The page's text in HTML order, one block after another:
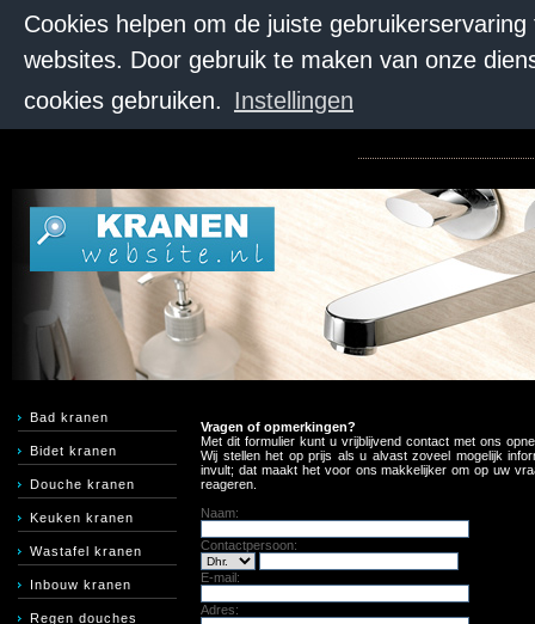
Cookies helpen om de juiste
websites. Door gebruik te maken van onze
cookies gebruiken. Instellingen
Bad kranen
Bidet kranen
Douche kranen
Keuken kranen
Wastafel kranen
Inbouw kranen
Regen douches
Vragen of opmerkingen?
Met dit formulier kunt u vrijblijvend contact met ons
Wij stellen het op prijs als u alvast zoveel mogelijk
invult; dat maakt het voor ons makkelijker om op uw
reageren.
Naam:
Contactpersoon:
E-mail:
Adres: